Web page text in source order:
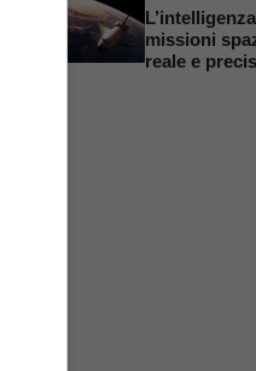
missioni
reale e